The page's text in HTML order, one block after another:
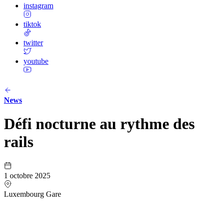
instagram
tiktok
twitter
youtube
News
Défi nocturne au rythme des
rails
1 octobre 2025
Luxembourg Gare